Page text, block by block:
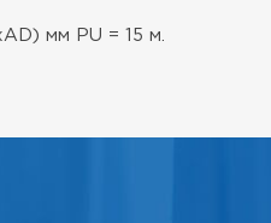
мм PU = 15 м.